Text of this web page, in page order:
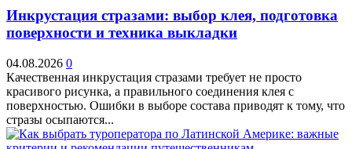
Инкрустация стразами: выбор клея, подготовка
поверхности и техника выкладки
04.08.2026 0
Качественная инкрустация стразами требует не просто
красивого рисунка, а правильного соединения клея с
поверхностью. Ошибки в выборе состава приводят к тому, что
стразы осыпаются...